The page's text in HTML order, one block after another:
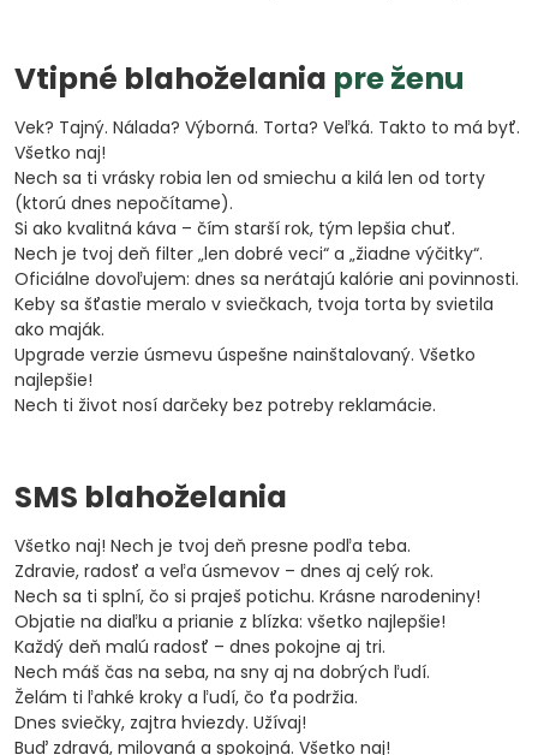
Vtipné blahoželania pre ženu
Vek? Tajný. Nálada? Výborná. Torta? Veľká. Takto to má byť.
Všetko naj!
Nech sa ti vrásky robia len od smiechu a kilá len od torty
(ktorú dnes nepočítame).
Si ako kvalitná káva – čím starší rok, tým lepšia chuť.
Nech je tvoj deň filter „len dobré veci“ a „žiadne výčitky“.
Oficiálne dovoľujem: dnes sa nerátajú kalórie ani povinnosti.
Keby sa šťastie meralo v sviečkach, tvoja torta by svietila
ako maják.
Upgrade verzie úsmevu úspešne nainštalovaný. Všetko
najlepšie!
Nech ti život nosí darčeky bez potreby reklamácie.
SMS blahoželania
Všetko naj! Nech je tvoj deň presne podľa teba.
Zdravie, radosť a veľa úsmevov – dnes aj celý rok.
Nech sa ti splní, čo si praješ potichu. Krásne narodeniny!
Objatie na diaľku a prianie z blízka: všetko najlepšie!
Každý deň malú radosť – dnes pokojne aj tri.
Nech máš čas na seba, na sny aj na dobrých ľudí.
Želám ti ľahké kroky a ľudí, čo ťa podržia.
Dnes sviečky, zajtra hviezdy. Užívaj!
Buď zdravá, milovaná a spokojná. Všetko naj!